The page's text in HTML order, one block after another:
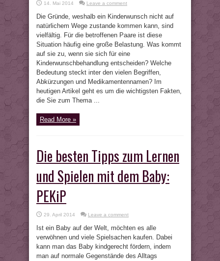
14. Mai 2014 Leave a comment
Die Gründe, weshalb ein Kinderwunsch nicht auf
natürlichem Wege zustande kommen kann, sind
vielfältig. Für die betroffenen Paare ist diese
Situation häufig eine große Belastung. Was kommt
auf sie zu, wenn sie sich für eine
Kinderwunschbehandlung entscheiden? Welche
Bedeutung steckt inter den vielen Begriffen,
Abkürzungen und Medikamentennamen? Im
heutigen Artikel geht es um die wichtigsten Fakten,
die Sie zum Thema ...
Read More »
Die besten Tipps zum Lernen
und Spielen mit dem Baby:
PEKiP
29. April 2014 Leave a comment
Ist ein Baby auf der Welt, möchten es alle
verwöhnen und viele Spielsachen kaufen. Dabei
kann man das Baby kindgerecht fördern, indem
man auf normale Gegenstände des Alltags